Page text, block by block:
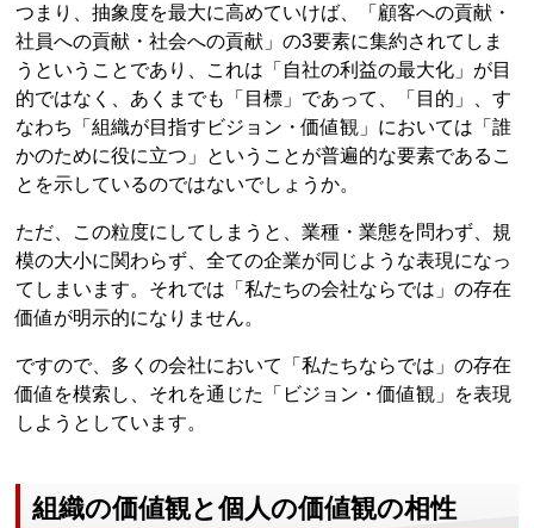
つまり、抽象度を最大に高めていけば、「顧客への貢献・
社員への貢献・社会への貢献」の3要素に集約されてしま
うということであり、これは「自社の利益の最大化」が目
的ではなく、あくまでも「目標」であって、「目的」、す
なわち「組織が目指すビジョン・価値観」においては「誰
かのために役に立つ」ということが普遍的な要素であるこ
とを示しているのではないでしょうか。
ただ、この粒度にしてしまうと、業種・業態を問わず、規
模の大小に関わらず、全ての企業が同じような表現になっ
てしまいます。それでは「私たちの会社ならでは」の存在
価値が明示的になりません。
ですので、多くの会社において「私たちならでは」の存在
価値を模索し、それを通じた「ビジョン・価値観」を表現
しようとしています。
組織の価値観と個人の価値観の相性